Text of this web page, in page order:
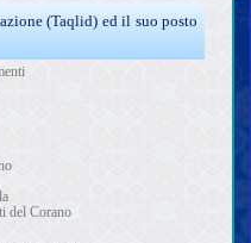
(Taqlid) ed il suo posto
del Corano